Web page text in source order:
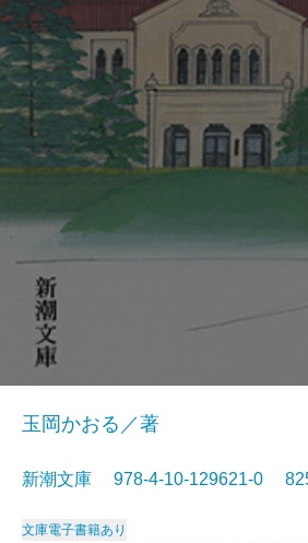
玉岡かおる／著
新潮文庫 978-4-10-129621-0
文庫電子書籍あり